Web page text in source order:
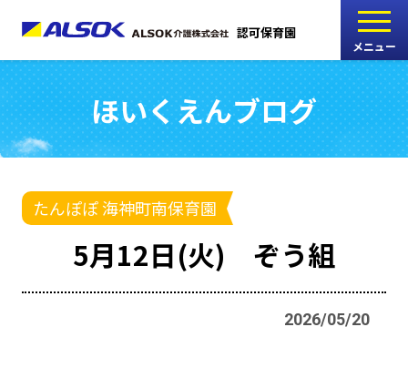
認可保育園
メニュー
こどもの家
志木中宗岡保育園
たんぽぽ
西船橋駅前保育園
ほいくえんブログ
たんぽぽ 海神町南保育園
5月12日(火) ぞう組
2026/05/20